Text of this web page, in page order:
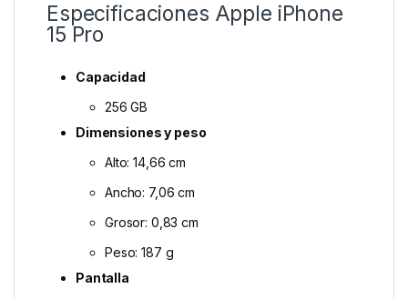
Especificaciones Apple iPhone
15 Pro
Capacidad
256 GB
Dimensiones y peso
Alto: 14,66 cm
Ancho: 7,06 cm
Grosor: 0,83 cm
Peso: 187 g
Pantalla